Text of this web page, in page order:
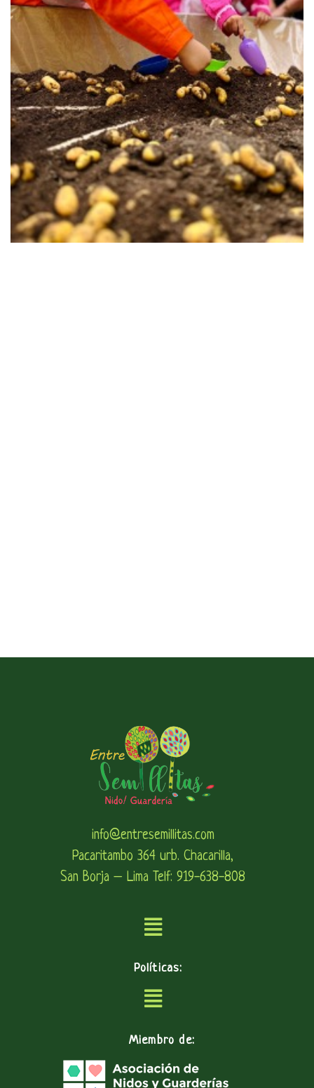
info@entresemillitas.com
Pacaritambo 364 urb. Chacarilla,
San Borja – Lima Telf: 919-638-808
Políticas:
Miembro de: